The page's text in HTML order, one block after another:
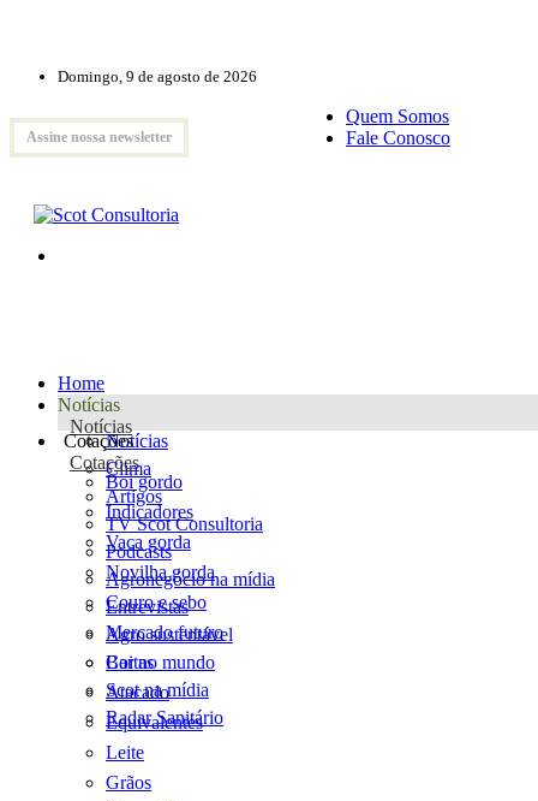
Domingo, 9 de agosto de 2026
Assine nossa newsletter
Quem Somos
Fale Conosco
Home
Notícias
Notícias
Notícias
Clima
Artigos
TV Scot Consultoria
Podcasts
Agronegócio na mídia
Entrevistas
Agro sustentável
Cartas
Scot na mídia
Radar Sanitário
Cotações
Cotações
Boi gordo
Indicadores
Vaca gorda
Novilha gorda
Couro e sebo
Mercado futuro
Boi no mundo
Atacado
Equivalentes
Leite
Grãos